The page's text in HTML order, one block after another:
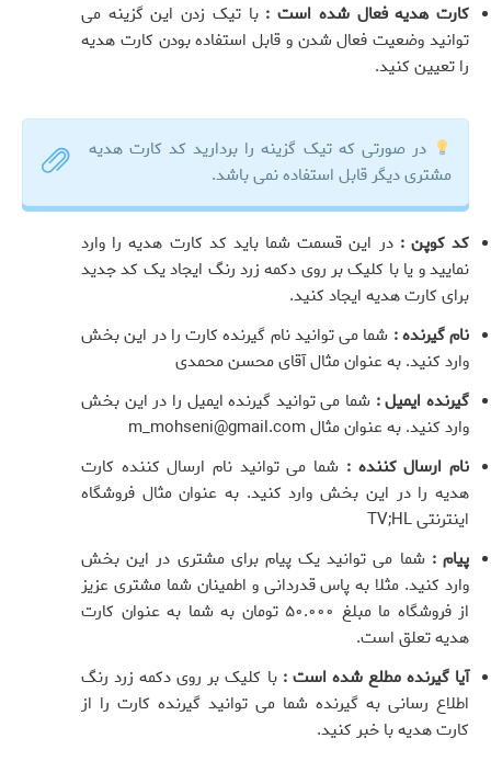
کارت هدیه فعال شده است : با تیک زدن این گزینه می
توانید وضعیت فعال شدن و قابل استفاده بودن کارت هدیه
را تعیین کنید.
در صورتی که تیک گزینه را بردارید کد کارت هدیه
مشتری دیگر قابل استفاده نمی باشد.
کد کوپن : در این قسمت شما باید کد کارت هدیه را وارد
نمایید و یا با کلیک بر روی دکمه زرد رنگ ایجاد یک کد جدید
برای کارت هدیه ایجاد کنید.
نام گیرنده : شما می توانید نام گیرنده کارت را در این بخش
وارد کنید. به عنوان مثال آقای محسن محمدی
گیرنده ایمیل : شما می توانید گیرنده ایمیل را در این بخش
وارد کنید. به عنوان مثال m_mohseni@gmail.com
نام ارسال کننده : شما می توانید نام ارسال کننده کارت
هدیه را در این بخش وارد کنید. به عنوان مثال فروشگاه
اینترنتی TV;HL
پیام : شما می توانید یک پیام برای مشتری در این بخش
وارد کنید. مثلا به پاس قدردانی و اطمینان شما مشتری عزیز
از فروشگاه ما مبلغ ۵۰.۰۰۰ تومان به شما به عنوان کارت
هدیه تعلق است.
آیا گیرنده مطلع شده است : با کلیک بر روی دکمه زرد رنگ
اطلاع رسانی به گیرنده شما می توانید گیرنده کارت را از
کارت هدیه با خبر کنید.